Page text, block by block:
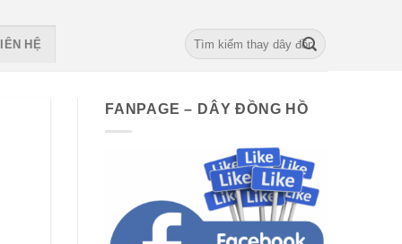
HỆ
Search
for:
FANPAGE – DÂY ĐỒNG HỒ